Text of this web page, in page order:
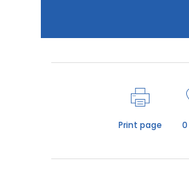
Print page 0